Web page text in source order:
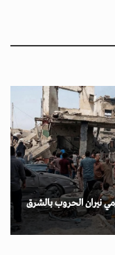
نيران الحروب بالشرق